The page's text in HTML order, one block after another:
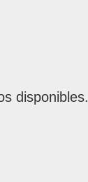
disponibles.